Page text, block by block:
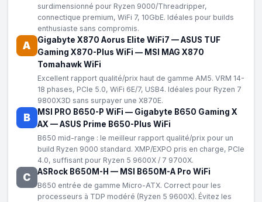
surdimensionné pour Ryzen 9000/Threadripper,
connectique premium, WiFi 7, 10GbE. Idéales pour builds
enthusiaste sans compromis.
A Gigabyte X870 Aorus Elite WiFi7 —ASUS TUF
Gaming X870-Plus WiFi — MSI MAG X870
Tomahawk WiFi
Excellent rapport qualité/prix haut de gamme AM5. VRM 14-
18 phases, PCIe 5.0, WiFi 6E/7, USB4. Idéales pour Ryzen 7
9800X3D sans surpayer une X870E.
B MSI PRO B650-P WiFi — Gigabyte B650 Gaming X
AX —ASUS Prime B650-Plus WiFi
B650 mid-range : le meilleur rapport qualité/prix pour un
build Ryzen 9000 standard. XMP/EXPO pris en charge, PCIe
4.0, suffisant pour Ryzen 5 9600X / 7 9700X.
C ASRock B650M-H — MSI B650M-A Pro WiFi
B650 entrée de gamme Micro-ATX. Correct pour les
processeurs à TDP modéré (Ryzen 5 9600X). Évitez les